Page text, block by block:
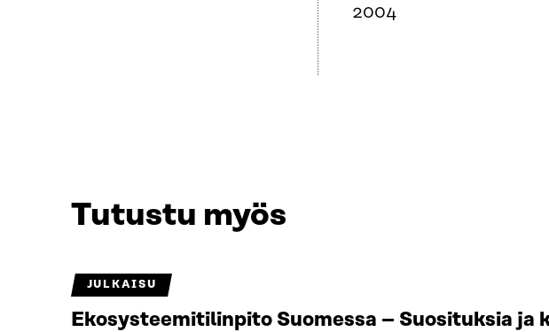
2004
Tutustu myös
JULKAISU
Ekosysteemitilinpito Suomessa – Suosituksia ja